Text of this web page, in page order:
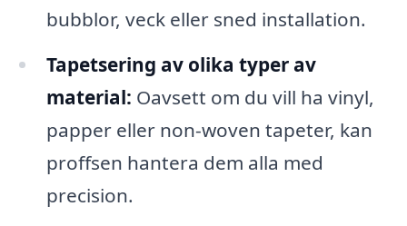
bubblor, veck eller sned installation.
Tapetsering av olika typer av
material: Oavsett om du vill ha vinyl,
papper eller non-woven tapeter, kan
proffsen hantera dem alla med
precision.